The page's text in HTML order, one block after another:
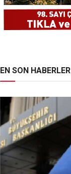
EN SON HABERLER